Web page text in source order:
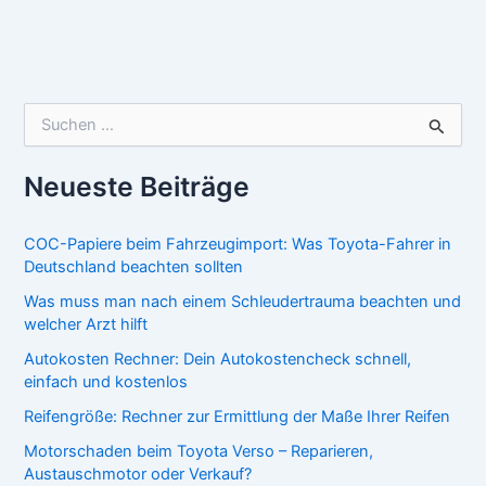
h
e
n
a
h
:
Neueste Beiträge
COC-Papiere beim Fahrzeugimport: Was Toyota-Fahrer in
Deutschland beachten sollten
Was muss man nach einem Schleudertrauma beachten und
welcher Arzt hilft
Autokosten Rechner: Dein Autokostencheck schnell,
einfach und kostenlos
Reifengröße: Rechner zur Ermittlung der Maße Ihrer Reifen
Motorschaden beim Toyota Verso – Reparieren,
Austauschmotor oder Verkauf?